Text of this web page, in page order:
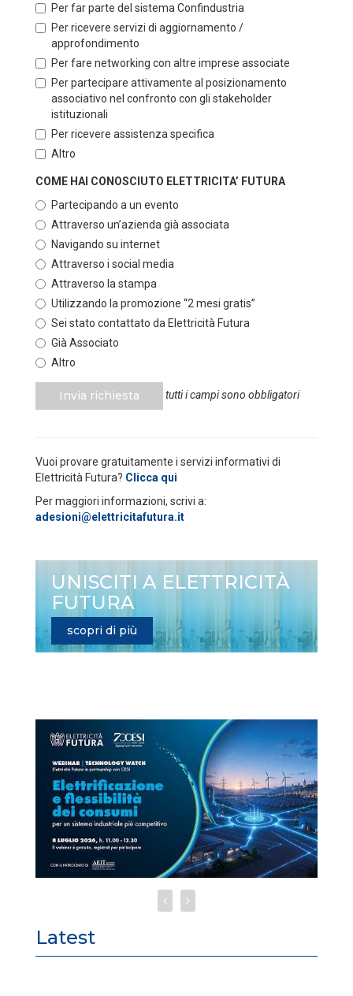
Per far parte del sistema Confindustria
Per ricevere servizi di aggiornamento /
approfondimento
Per fare networking con altre imprese associate
Per partecipare attivamente al posizionamento
associativo nel confronto con gli stakeholder
istituzionali
Per ricevere assistenza specifica
Altro
COME HAI CONOSCIUTO ELETTRICITA’ FUTURA
Partecipando a un evento
Attraverso un’azienda già associata
Navigando su internet
Attraverso i social media
Attraverso la stampa
Utilizzando la promozione “2 mesi gratis”
Sei stato contattato da Elettricità Futura
Già Associato
Altro
Invia richiesta tutti i campi sono obbligatori
Vuoi provare gratuitamente i servizi informativi di
Elettricità Futura? Clicca qui
Per maggiori informazioni, scrivi a:
adesioni@elettricitafutura.it
UNISCITI A ELETTRICITÀ
FUTURA
scopri di più
Latest